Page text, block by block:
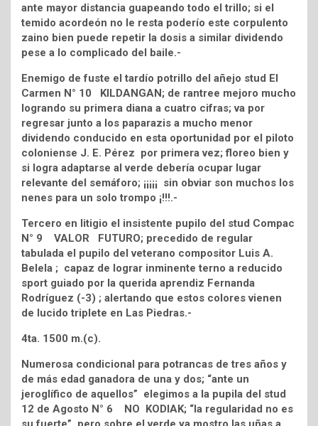
ante mayor distancia guapeando todo el trillo; si el
temido acordeón no le resta poderío este corpulento
zaino bien puede repetir la dosis a similar dividendo
pese a lo complicado del baile.-
Enemigo de fuste el tardío potrillo del añejo stud El
Carmen N° 10 KILDANGAN; de rantree mejoro mucho
logrando su primera diana a cuatro cifras; va por
regresar junto a los paparazis a mucho menor
dividendo conducido en esta oportunidad por el piloto
coloniense J. E. Pérez por primera vez; floreo bien y
si logra adaptarse al verde debería ocupar lugar
relevante del semáforo; ¡¡¡¡¡ sin obviar son muchos los
nenes para un solo trompo ¡!!!.-
Tercero en litigio el insistente pupilo del stud Compac
N° 9 VALOR FUTURO; precedido de regular
tabulada el pupilo del veterano compositor Luis A.
Belela ; capaz de lograr inminente terno a reducido
sport guiado por la querida aprendiz Fernanda
Rodríguez (-3) ; alertando que estos colores vienen
de lucido triplete en Las Piedras.-
4ta. 1500 m.(c).
Numerosa condicional para potrancas de tres años y
de más edad ganadora de una y dos; “ante un
jeroglífico de aquellos” elegimos a la pupila del stud
12 de Agosto N° 6 NO KODIAK; “la regularidad no es